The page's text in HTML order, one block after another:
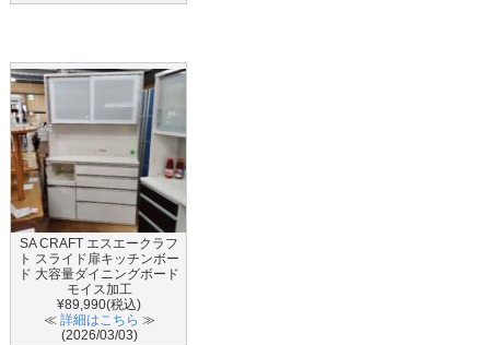
SA CRAFT エスエークラフ
ト スライド扉キッチンボー
ド 大容量ダイニングボード
モイス加工
¥89,990(税込)
≪ 詳細はこちら ≫
(2026/03/03)